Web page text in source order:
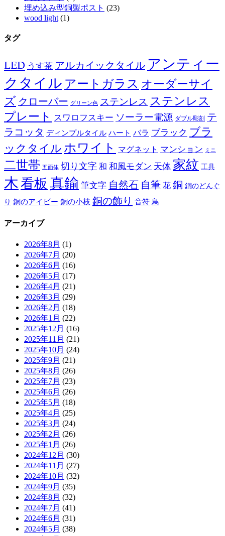
埋め込み型銅製ポスト (23)
wood light (1)
タグ
LED うす茶 アルカイックタイル アンティー
クタイル アートガラス オーダーサイ
ズ クローバー グリーン色 ステンレス ステンレス
プレート
スワロフスキー ソーラー電源 ダブル彫刻 テ
ラコッタ ディンプルタイル ハート バラ ブラック ブラ
ックタイル ホワイト マグネット マンション ミニ
二世帯 五面体 切り文字 和 和風モダン 天体 家紋 工具
木看板 真鍮 筆文字 自然石 自筆 花 銅 銅のどんぐ
り 銅のアイビー 銅の小枝 銅の飾り 音符 鳥
アーカイブ
2026年8月 (1)
2026年7月 (20)
2026年6月 (16)
2026年5月 (17)
2026年4月 (21)
2026年3月 (29)
2026年2月 (18)
2026年1月 (22)
2025年12月 (16)
2025年11月 (21)
2025年10月 (24)
2025年9月 (21)
2025年8月 (26)
2025年7月 (23)
2025年6月 (26)
2025年5月 (18)
2025年4月 (25)
2025年3月 (24)
2025年2月 (26)
2025年1月 (26)
2024年12月 (30)
2024年11月 (27)
2024年10月 (32)
2024年9月 (35)
2024年8月 (32)
2024年7月 (41)
2024年6月 (31)
2024年5月 (38)